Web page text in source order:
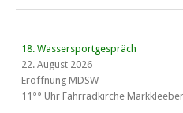
18. Wassersportgespräch
22. August 2026
Eröffnung MDSW
11°° Uhr Fahrrad­kirche